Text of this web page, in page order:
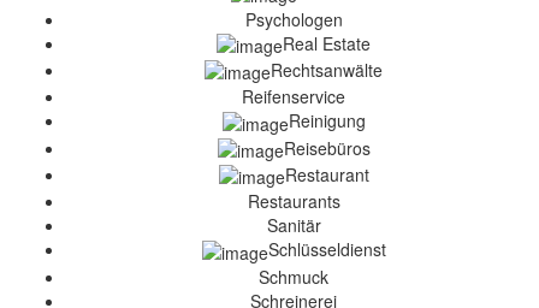
Psychologen
Real Estate
Rechtsanwälte
Reifenservice
Reinigung
Reisebüros
Restaurant
Restaurants
Sanitär
Schlüsseldienst
Schmuck
Schreinerei